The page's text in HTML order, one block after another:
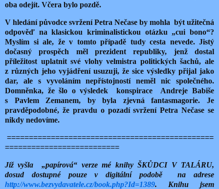
oba odejít. Včera bylo pozdě.
V hledání původce svržení Petra Nečase by mohla být užitečná
odpověď na klasickou kriminalistickou otázku „cui bono“?
Myslím si ale, že v tomto případě tudy cesta nevede. Jistý
dočasný prospěch měl prezident republiky, jenž dostal
příležitost uplatnit své vlohy velmistra politických šachů, ale
z různých jeho vyjádření usuzuji, že sice výsledky přijal jako
dar, ale s vyvoláním nepřístojností neměl nic společného.
Domněnka, že šlo o výsledek konspirace Andreje Babiše
s Pavlem Zemanem, by byla zjevná fantasmagorie. Je
pravděpodobné, že pravdu o pozadí svržení Petra Nečase se
nikdy nedovíme.
===============================================
==========================
Již vyšla „papírová“ verze mé knihy ŠKŮDCI V TALÁRU,
dosud dostupné pouze v digitální podobě na adrese
http://www.bezvydavatele.cz/book.php?Id=1389. Knihu jsem